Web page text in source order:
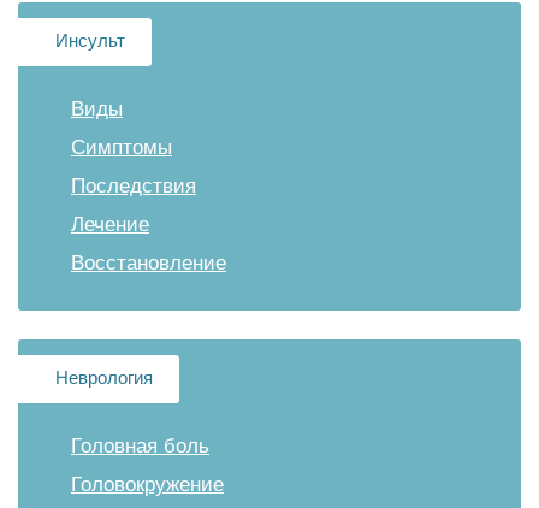
Инсульт
Виды
Симптомы
Последствия
Лечение
Восстановление
Неврология
Головная боль
Головокружение